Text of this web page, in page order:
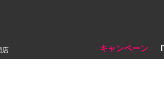
店 キャンペーン